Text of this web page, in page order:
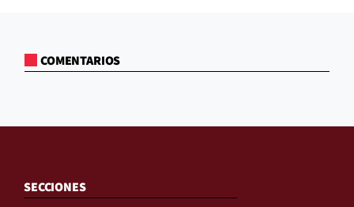
COMENTARIOS
SECCIONES